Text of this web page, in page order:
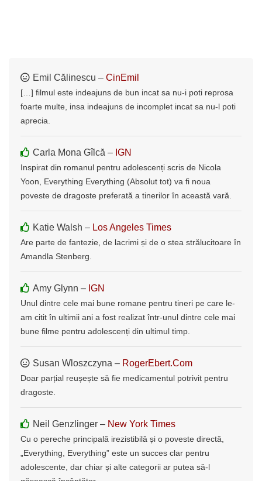
Emil Călinescu – CinEmil
[…] filmul este indeajuns de bun incat sa nu-i poti reprosa
foarte multe, insa indeajuns de incomplet incat sa nu-l poti
aprecia.
Carla Mona Gîlcă – IGN
Inspirat din romanul pentru adolescenți scris de Nicola
Yoon, Everything Everything (Absolut tot) va fi noua
poveste de dragoste preferată a tinerilor în această vară.
Katie Walsh – Los Angeles Times
Are parte de fantezie, de lacrimi și de o stea strălucitoare în
Amandla Stenberg.
Amy Glynn – IGN
Unul dintre cele mai bune romane pentru tineri pe care le-
am citit în ultimii ani a fost realizat într-unul dintre cele mai
bune filme pentru adolescenți din ultimul timp.
Susan Wloszczyna – RogerEbert.Com
Doar parțial reușește să fie medicamentul potrivit pentru
dragoste.
Neil Genzlinger – New York Times
Cu o pereche principală irezistibilă și o poveste directă,
„Everything, Everything” este un succes clar pentru
adolescente, dar chiar și alte categorii ar putea să-l